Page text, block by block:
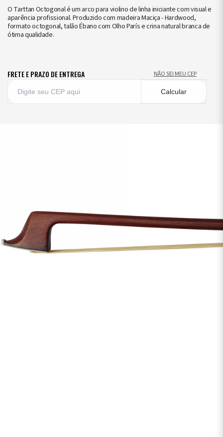
O Tarttan Octogonal é um arco para violino de linha iniciante com visual e
aparência profissional. Produzido com madeira Maciça - Hardwood,
formato octogonal, talão Ébano com Olho París e crina natural branca de
ótima qualidade.
FRETE E PRAZO DE ENTREGA NÃO SEI MEU CEP
Calcular